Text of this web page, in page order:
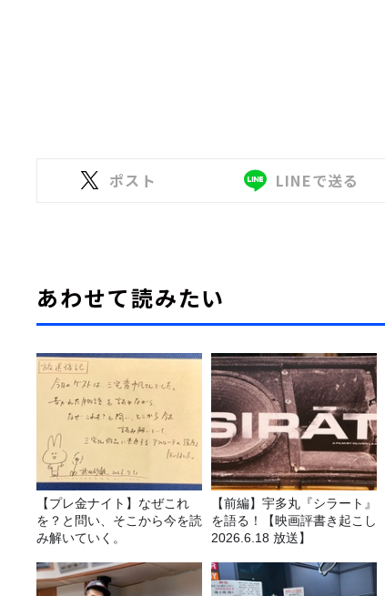
ポスト LINEで送る
あわせて読みたい
【プレ金ナイト】なぜこれ
を？と問い、そこから今を読
み解いていく。
【前編】宇多丸『シラート』
を語る！【映画評書き起こし
2026.6.18 放送】